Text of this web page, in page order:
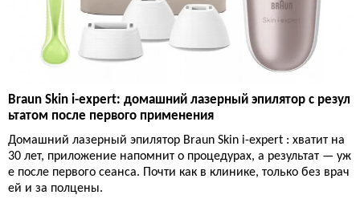
Braun Skin i-expert: домашний лазерный эпилятор с резул
ьтатом после первого применения
Домашний лазерный эпилятор Braun Skin i-expert : хватит на
30 лет, приложение напомнит о процедурах, а результат — уж
е после первого сеанса. Почти как в клинике, только без врач
ей и за полцены.